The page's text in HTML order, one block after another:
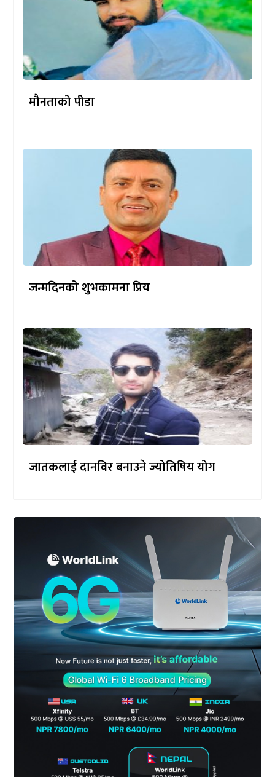
मौनताको पीडा
जन्मदिनको शुभकामना प्रिय
जातकलाई दानविर बनाउने ज्योतिषिय योग